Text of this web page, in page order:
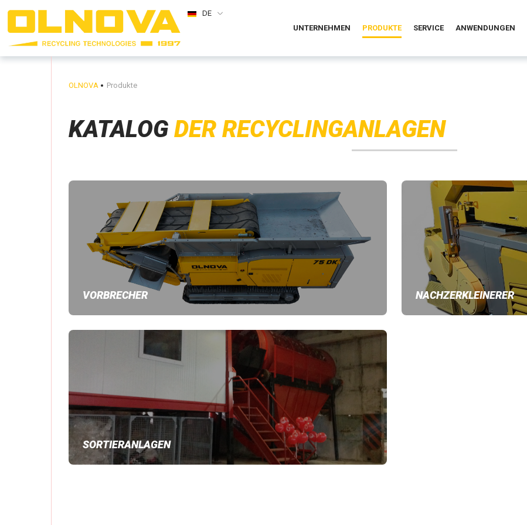
DE
UNTERNEHMEN
PRODUKTE SERVICE ANWENDUNGEN
OLNOVA Produkte
KATALOG DER RECYCLINGANLAGEN
VORBRECHER NACHZERKLEINERER
SORTIERANLAGEN